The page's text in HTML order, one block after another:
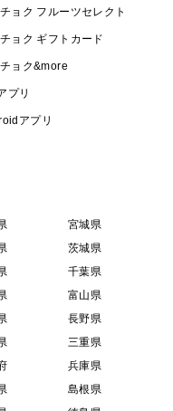
ョク フルーツセレクト
ョク ギフトカード
ョク&more
プリ
アプリ
宮城県
茨城県
千葉県
富山県
長野県
三重県
兵庫県
島根県